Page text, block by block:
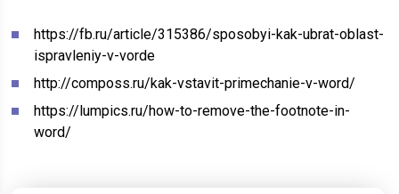
https://fb.ru/article/315386/sposobyi-kak-ubrat-oblast-
ispravleniy-v-vorde
http://composs.ru/kak-vstavit-primechanie-v-word/
https://lumpics.ru/how-to-remove-the-footnote-in-
word/